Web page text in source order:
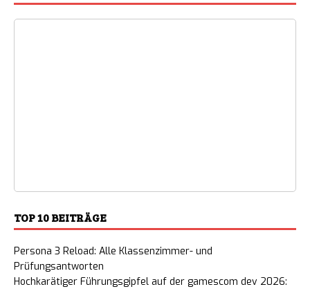
TOP 10 BEITRÄGE
Persona 3 Reload: Alle Klassenzimmer- und
Prüfungsantworten
Hochkarätiger Führungsgipfel auf der gamescom dev 2026: